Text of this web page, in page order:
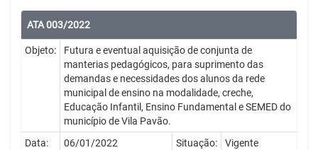
ATA 003/2022
Objeto:
Futura e eventual aquisição de conjunta de
manterias pedagógicos, para suprimento das
demandas e necessidades dos alunos da rede
municipal de ensino na modalidade, creche,
Educação Infantil, Ensino Fundamental e SEMED do
município de Vila Pavão.
Data:
06/01/2022 Situação: Vigente